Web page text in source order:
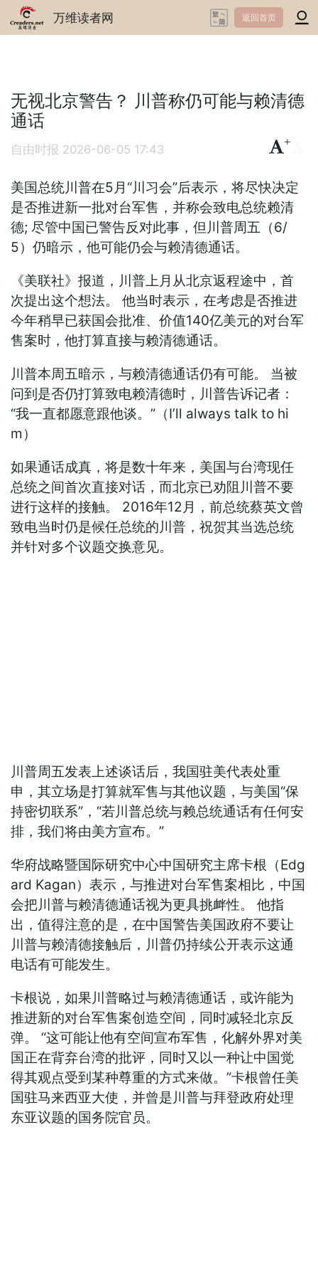
万维读者网 返回首页
无视北京警告？ 川普称仍可能与赖清德
通话
自由时报 2026-06-05 17:43
+
美国总统川普在5月“川习会”后表示，将尽快决定
是否推进新一批对台军售，并称会致电总统赖清
德; 尽管中国已警告反对此事，但川普周五（6/
5）仍暗示，他可能仍会与赖清德通话。
《美联社》报道，川普上月从北京返程途中，首
次提出这个想法。 他当时表示，在考虑是否推进
今年稍早已获国会批准、价值140亿美元的对台军
售案时，他打算直接与赖清德通话。
川普本周五暗示，与赖清德通话仍有可能。 当被
问到是否仍打算致电赖清德时，川普告诉记者：
“我一直都愿意跟他谈。”（I’ll always talk to hi
m）
如果通话成真，将是数十年来，美国与台湾现任
总统之间首次直接对话，而北京已劝阻川普不要
进行这样的接触。 2016年12月，前总统蔡英文曾
致电当时仍是候任总统的川普，祝贺其当选总统
并针对多个议题交换意见。
川普周五发表上述谈话后，我国驻美代表处重
申，其立场是打算就军售与其他议题，与美国“保
持密切联系”，“若川普总统与赖总统通话有任何安
排，我们将由美方宣布。”
华府战略暨国际研究中心中国研究主席卡根（Edg
ard Kagan）表示，与推进对台军售案相比，中国
会把川普与赖清德通话视为更具挑衅性。 他指
出，值得注意的是，在中国警告美国政府不要让
川普与赖清德接触后，川普仍持续公开表示这通
电话有可能发生。
卡根说，如果川普略过与赖清德通话，或许能为
推进新的对台军售案创造空间，同时减轻北京反
弹。 “这可能让他有空间宣布军售，化解外界对美
国正在背弃台湾的批评，同时又以一种让中国觉
得其观点受到某种尊重的方式来做。”卡根曾任美
国驻马来西亚大使，并曾是川普与拜登政府处理
东亚议题的国务院官员。